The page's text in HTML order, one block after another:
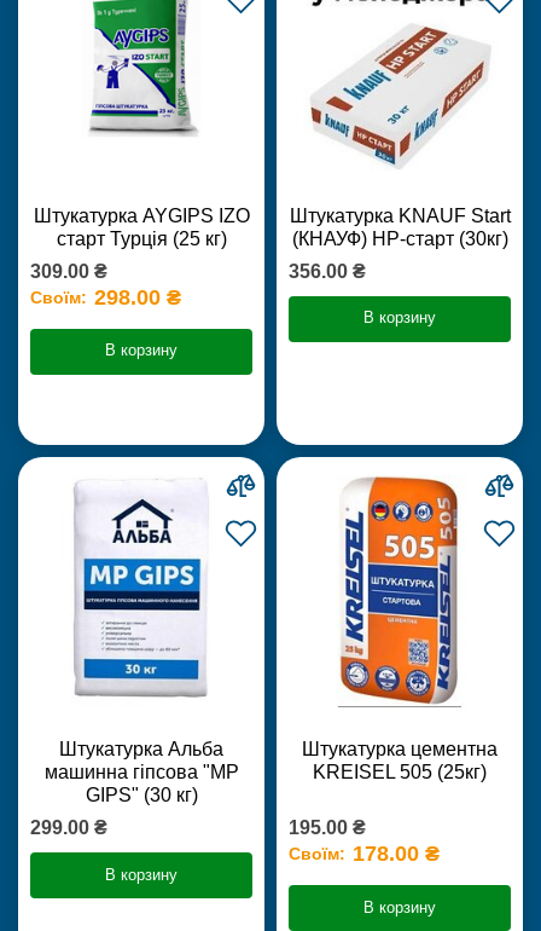
Штукатурка AYGIPS IZO
старт Турція (25 кг)
309.00 ₴
Своїм: 298.00 ₴
В корзину
Штукатурка KNAUF Start
(КНАУФ) НР-старт (30кг)
356.00 ₴
В корзину
Штукатурка Альба
машинна гіпсова "MP
GIPS" (30 кг)
299.00 ₴
В корзину
Штукатурка цементна
KREISEL 505 (25кг)
195.00 ₴
Своїм: 178.00 ₴
В корзину